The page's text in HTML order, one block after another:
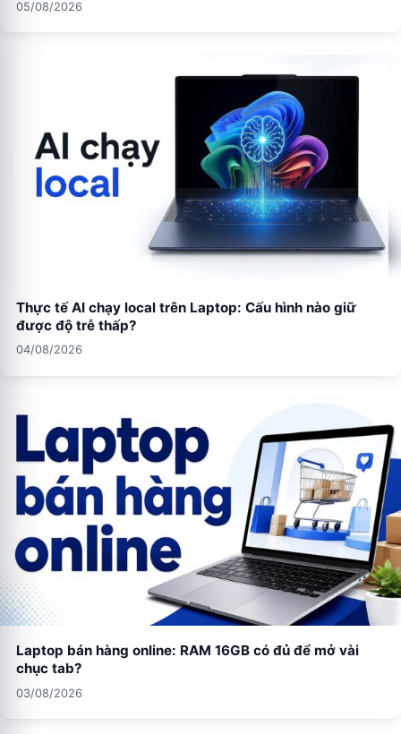
05/08/2026
Thực tế AI chạy local trên Laptop: Cấu hình nào giữ
được độ trễ thấp?
04/08/2026
Laptop bán hàng online: RAM 16GB có đủ để mở vài
chục tab?
03/08/2026